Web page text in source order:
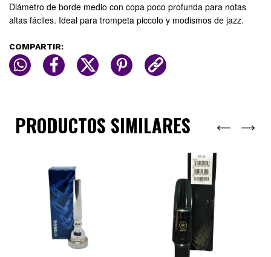
Diámetro de borde medio con copa poco profunda para notas
altas fáciles. Ideal para trompeta piccolo y modismos de jazz.
COMPARTIR:
PRODUCTOS SIMILARES